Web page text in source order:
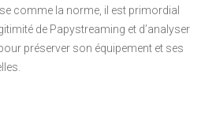
comme la norme, il est primordial
de Papystreaming et d’analyser
préserver son équipement et ses